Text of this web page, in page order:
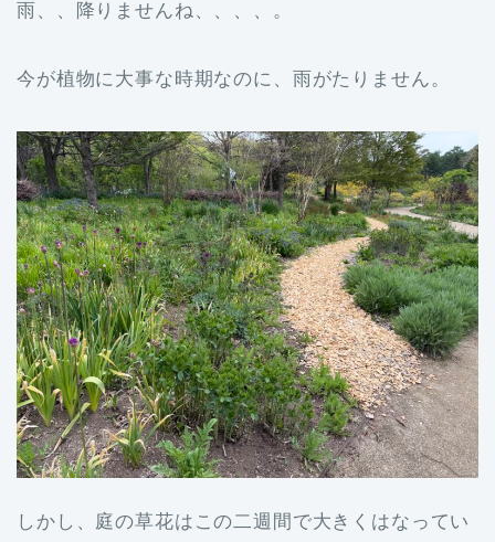
雨、、降りませんね、、、、。
今が植物に大事な時期なのに、雨がたりません。
しかし、庭の草花はこの二週間で大きくはなってい